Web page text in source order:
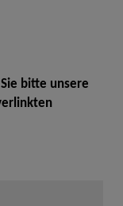
bitte unsere